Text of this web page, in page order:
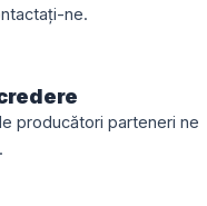
ne.
producători parteneri ne